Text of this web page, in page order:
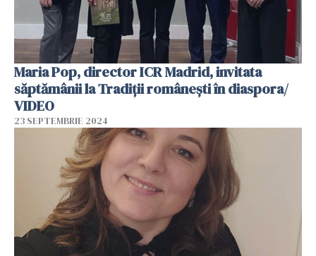
Maria Pop, director ICR Madrid, invitata
săptămânii la Tradiții românești în diaspora/
VIDEO
23 SEPTEMBRIE 2024